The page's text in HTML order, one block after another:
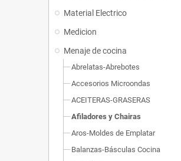
Material Electrico
Medicion
Menaje de cocina
Abrelatas-Abrebotes
Accesorios Microondas
ACEITERAS-GRASERAS
Afiladores y Chairas
Aros-Moldes de Emplatar
Balanzas-Básculas Cocina